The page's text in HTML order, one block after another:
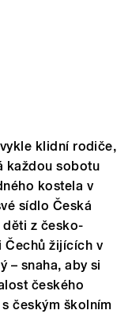
klidní rodiče,
každou sobotu
kostela v
sídlo Česká
děti z česko-
Čechů žijících v
– snaha, aby si
českého
českým školním